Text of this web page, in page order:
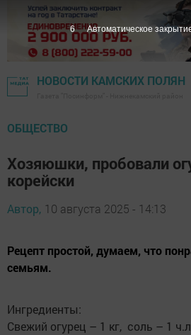
НОВОСТИ КАМСКИХ ПОЛЯН
ОБЩЕСТВО
Хозяюшки, пробовали
корейски
Автор, 10 августа 2025 - 14:13
Рецепт простой, думаем, что
семьям.
Ингредиенты:
Свежий огурец – 1 кг, соль – 1
5 Автоматическое